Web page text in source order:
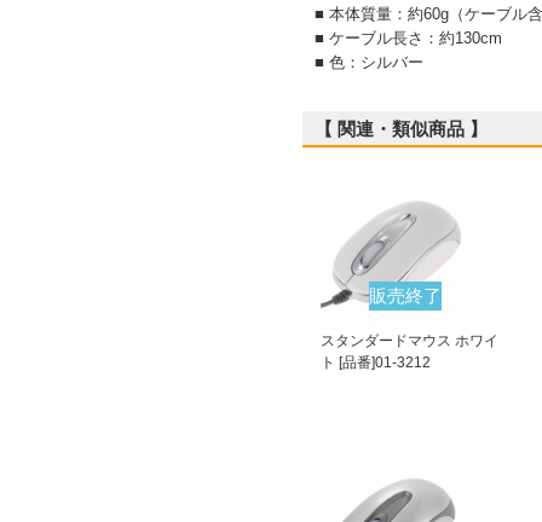
■ 本体質量：約60g（ケーブル
■ ケーブル長さ：約130cm
■ 色：シルバー
【 関連・類似商品 】
販売終了
スタンダードマウス ホワイ
ト [品番]01-3212